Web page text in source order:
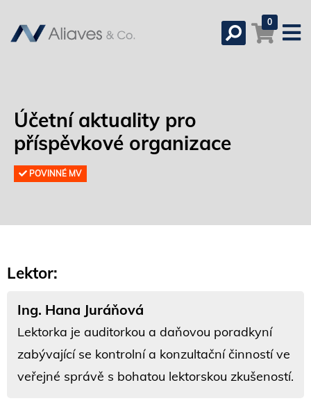
0
Účetní aktuality pro
příspěvkové organizace
POVINNÉ MV
Lektor:
Ing. Hana Juráňová
Lektorka je auditorkou a daňovou poradkyní
zabývající se kontrolní a konzultační činností ve
veřejné správě s bohatou lektorskou zkušeností.